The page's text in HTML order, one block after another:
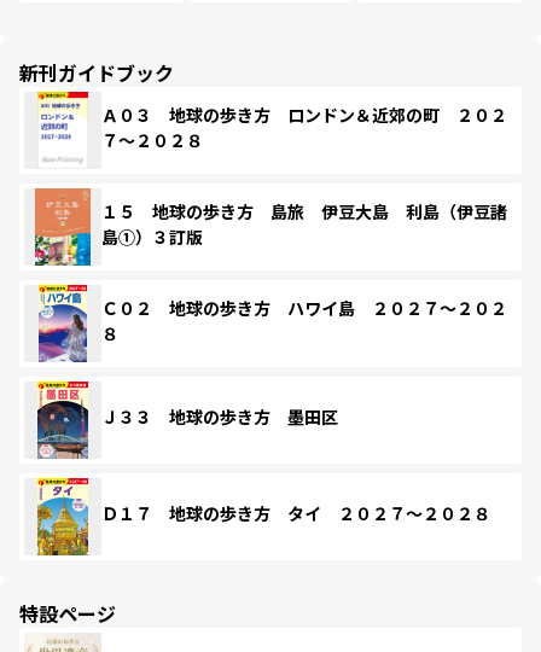
新刊ガイドブック
Ａ０３ 地球の歩き方 ロンドン＆近郊の町 ２０２
７～２０２８
１５ 地球の歩き方 島旅 伊豆大島 利島（伊豆諸
島①）３訂版
Ｃ０２ 地球の歩き方 ハワイ島 ２０２７～２０２
８
Ｊ３３ 地球の歩き方 墨田区
Ｄ１７ 地球の歩き方 タイ ２０２７～２０２８
特設ページ